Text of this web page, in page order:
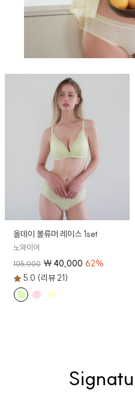
올데이 볼류머 레이스 1set
노와이어
105,000 ₩40,000 62%
5.0 (리뷰 21)